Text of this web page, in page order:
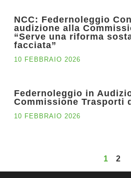
NCC: Federnoleggio
audizione alla
“Serve una riforma
facciata”
10 FEBBRAIO 2026
Federnoleggio in
Commissione Trasporti
10 FEBBRAIO 2026
1 2